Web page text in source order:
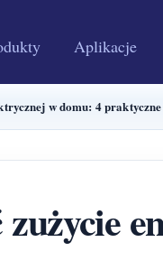
Aplikacje
w domu: 4